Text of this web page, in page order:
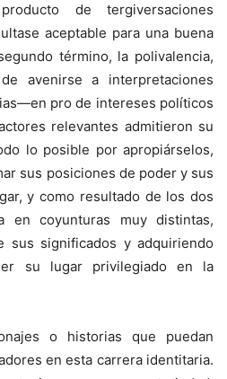
de tergiversaciones
aceptable para una buena
término, la polivalencia,
avenirse a interpretaciones
pro de intereses políticos
relevantes admitieron su
lo posible por apropiárselos,
sus posiciones de poder y sus
y como resultado de los dos
en coyunturas muy distintas,
sus significados y adquiriendo
su lugar privilegiado en la
o historias que puedan
en esta carrera identitaria.